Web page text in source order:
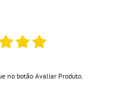
no botão Avaliar Produto.